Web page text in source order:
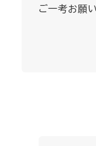
ご一考お願